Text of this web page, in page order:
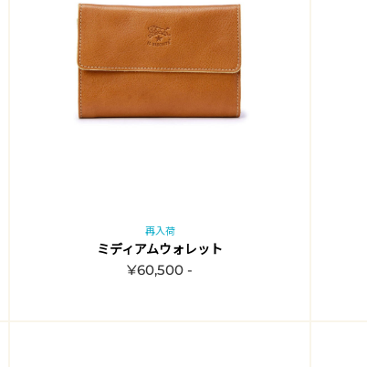
再入荷
ミディアムウォレット
¥60,500 -